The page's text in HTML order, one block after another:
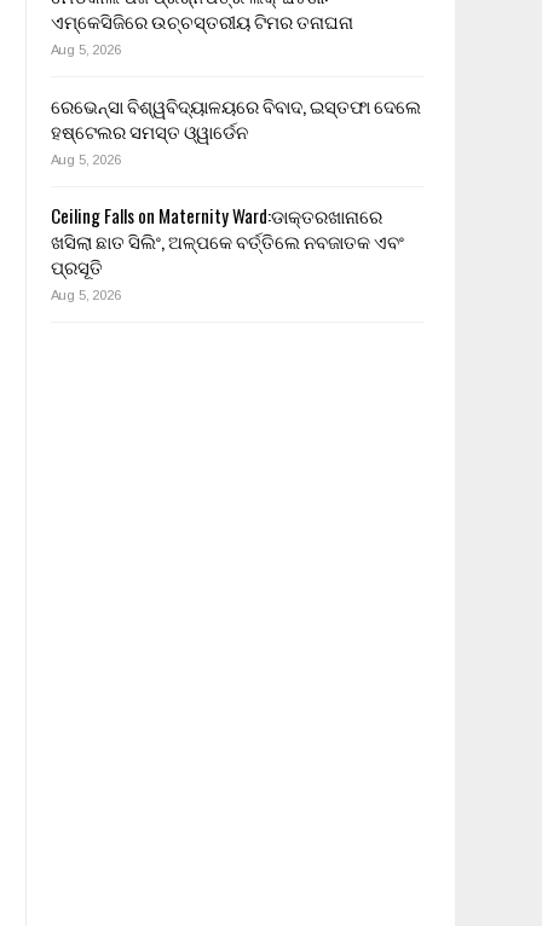
ଏମ୍‌କେସିଜିରେ ଉଚ୍ଚସ୍ତରୀୟ ଟିମର ତନାଘନା
Aug 5, 2026
ରେଭେନ୍ସା ବିଶ୍ୱବିଦ୍ୟାଳୟରେ ବିବାଦ, ଇସ୍ତଫା ଦେଲେ
ହଷ୍ଟେଲର ସମସ୍ତ ଓ୍ୱାର୍ଡେନ
Aug 5, 2026
Ceiling Falls on Maternity Ward:ଡାକ୍ତରଖାନାରେ
ଖସିଲା ଛାତ ସିଲିଂ, ଅଳ୍ପକେ ବର୍ତ୍ତିଲେ ନବଜାତକ ଏବଂ
ପ୍ରସୂତି
Aug 5, 2026